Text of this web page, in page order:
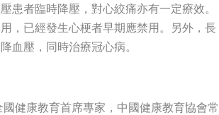
者臨時降壓，對心絞痛亦有一定療效。
，已經發生心梗者早期應禁用。另外，長
血壓，同時治療冠心病。
健康教育首席專家，中國健康教育協會常